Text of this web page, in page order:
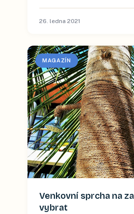
26. ledna 2021
MAGAZÍN
Venkovní sprcha na
vybrat